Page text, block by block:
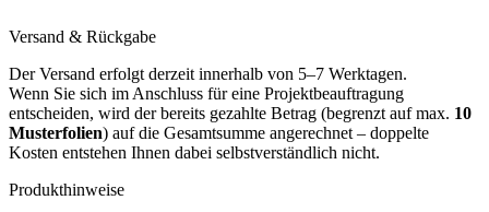
Versand & Rückgabe
Der Versand erfolgt derzeit innerhalb von 5–7 Werktagen.
Wenn Sie sich im Anschluss für eine Projektbeauftragung
entscheiden, wird der bereits gezahlte Betrag (begrenzt auf max. 10
Musterfolien) auf die Gesamtsumme angerechnet – doppelte
Kosten entstehen Ihnen dabei selbstverständlich nicht.
Produkthinweise